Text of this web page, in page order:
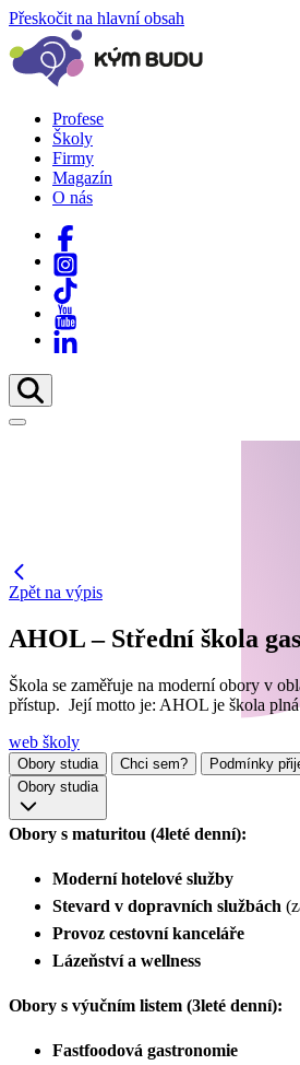
Přeskočit na hlavní obsah
Profese
Školy
Firmy
Magazín
O nás
Zpět na výpis
AHOL – Střední škola
Škola se zaměřuje na moderní obory v
přístup. Její motto je: AHOL je škola
web školy
Obory studia Chci sem? Podmínky
Obory studia
Obory s maturitou (4leté denní):
Moderní hotelové služby
Stevard v dopravních službách
Provoz cestovní kanceláře
Lázeňství a wellness
Obory s výučním listem (3leté denní):
Fastfoodová gastronomie